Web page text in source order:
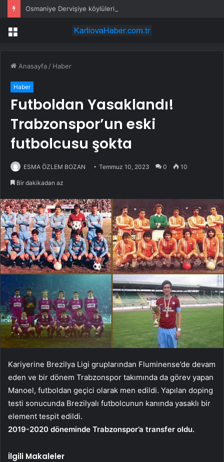
Menü
Anasayfa / Haber
Haber
Futboldan Yasaklandı!
Trabzonspor’un eski
futbolcusu şokta
ESMA ÖZLEM BOZAN Temmuz 10, 2023 0 10
Bir dakikadan az
Kariyerine Brezilya Ligi gruplarından Fluminense’de devam
eden ve bir dönem Trabzonspor takımında da görev yapan
Manoel, futboldan geçici olarak men edildi. Yapılan doping
testi sonucunda Brezilyalı futbolcunun kanında yasaklı bir
element tespit edildi.
2019-2020 döneminde Trabzonspor’a transfer oldu.
İlgili Makaleler